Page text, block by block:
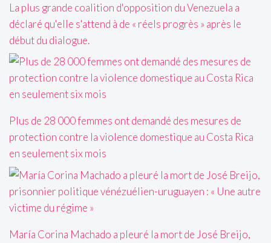
La plus grande coalition d'opposition du Venezuela a
déclaré qu'elle s'attend à de « réels progrès » après le
début du dialogue.
Plus de 28 000 femmes ont demandé des mesures de
protection contre la violence domestique au Costa Rica
en seulement six mois
María Corina Machado a pleuré la mort de José Breijo,